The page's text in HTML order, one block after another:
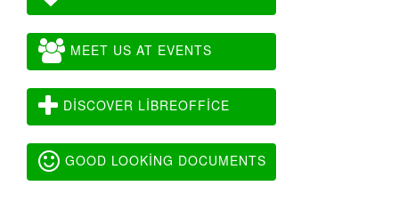
MEET US AT EVENTS
DISCOVER LIBREOFFICE
GOOD LOOKING DOCUMENTS